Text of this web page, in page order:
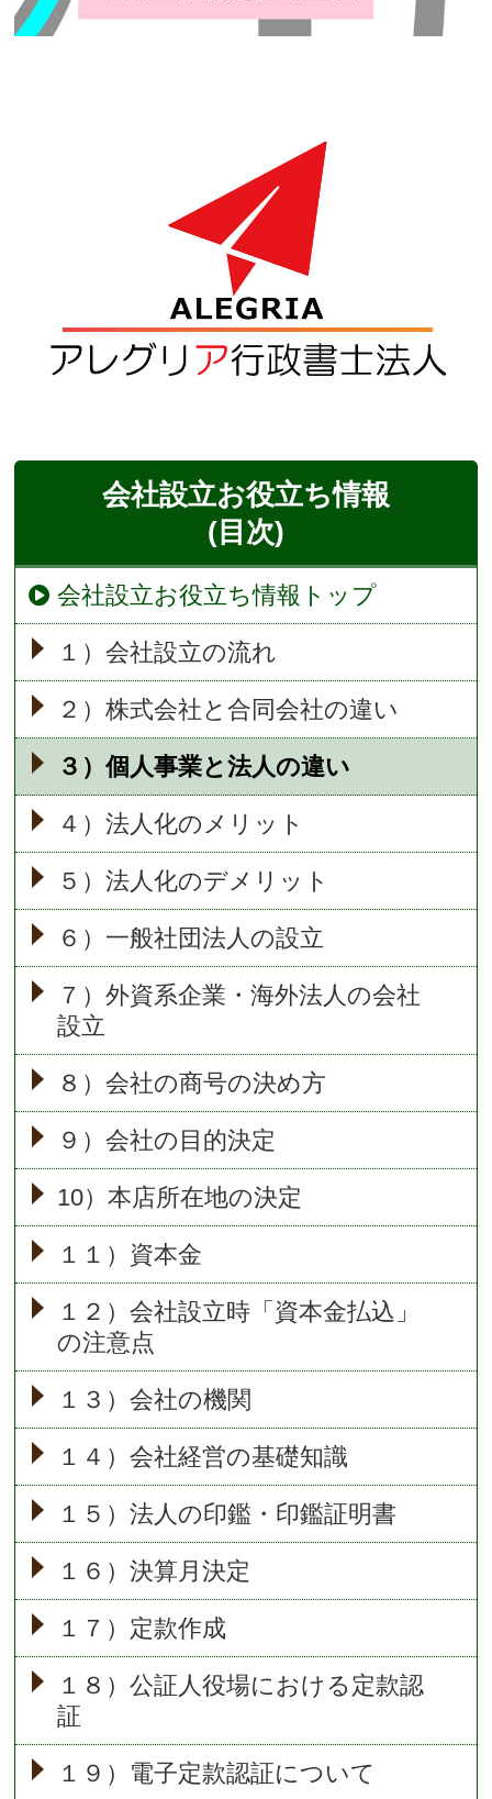
会社設立お役立ち情報
(目次)
会社設立お役立ち情報トップ
１）会社設立の流れ
２）株式会社と合同会社の違い
３）個人事業と法人の違い
４）法人化のメリット
５）法人化のデメリット
６）一般社団法人の設立
７）外資系企業・海外法人の会社
設立
８）会社の商号の決め方
９）会社の目的決定
10）本店所在地の決定
１１）資本金
１２）会社設立時「資本金払込」
の注意点
１３）会社の機関
１４）会社経営の基礎知識
１５）法人の印鑑・印鑑証明書
１６）決算月決定
１７）定款作成
１８）公証人役場における定款認
証
１９）電子定款認証について